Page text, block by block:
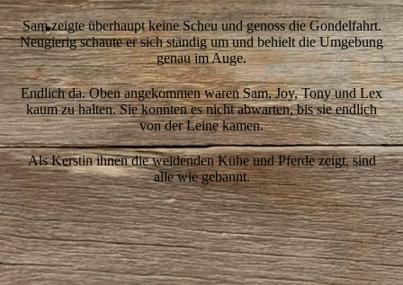
Sam zeigte überhaupt keine Scheu und genoss die Gondelfahrt.
Neugierig schaute er sich ständig um und behielt die Umgebung
genau im Auge.
Endlich da. Oben angekommen waren Sam, Joy, Tony und Lex
kaum zu halten. Sie konnten es nicht abwarten, bis sie endlich
von der Leine kamen.
Als Kerstin ihnen die weidenden Kühe und Pferde zeigt, sind
alle wie gebannt.